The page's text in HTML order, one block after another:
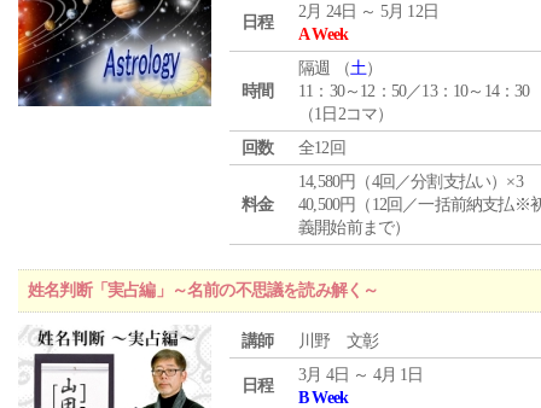
日程
2月 24日 ～ 5月 12日
A Week
時間
隔週 （土）
11：30～12：50／13：10～14：30
（1日2コマ）
回数
全12回
料金
14,580円（4回／分割支払い）×3
40,500円（12回／一括前納支払※
義開始前まで）
姓名判断「実占編」～名前の不思議を読み解く～
講師 川野 文彰
日程
3月 4日 ～ 4月 1日
B Week